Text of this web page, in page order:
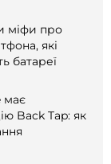
міфи про
які
батареї
має
Back Tap: як